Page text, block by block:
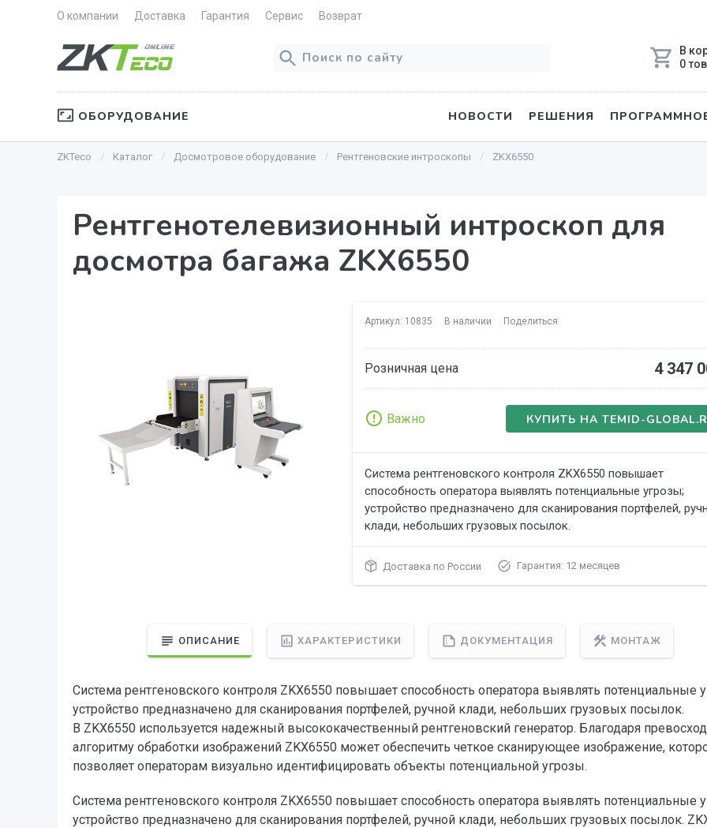
О компании Доставка Гарантия Сервис Возврат
В
0
ОБОРУДОВАНИЕ НОВОСТИ РЕШЕНИЯ
ZKTeco Каталог Досмотровое оборудование Рентгеновские интроскопы ZKX6550
Рентгенотелевизионный интроскоп для
досмотра багажа ZKX6550
Артикул: 10835 В наличии Поделиться
Розничная цена 4 347
Важно КУПИТЬ НА TEMID-
Система рентгеновского контроля ZKX6550 повышает
способность оператора выявлять потенциальные угрозы;
устройство предназначено для сканирования портфелей,
клади, небольших грузовых посылок.
Доставка по России Гарантия: 12 месяцев
ОПИСАНИЕ ХАРАКТЕРИСТИКИ ДОКУМЕНТАЦИЯ МОНТАЖ
Система рентгеновского контроля ZKX6550 повышает способность оператора выявлять потенциальные
устройство предназначено для сканирования портфелей, ручной клади, небольших грузовых посылок.
В ZKX6550 используется надежный высококачественный рентгеновский генератор. Благодаря
алгоритму обработки изображений ZKX6550 может обеспечить четкое сканирующее изображение,
позволяет операторам визуально идентифицировать объекты потенциальной угрозы.
Система рентгеновского контроля ZKX6550 повышает способность оператора выявлять потенциальные
устройство предназначено для сканирования портфелей, ручной клади, небольших грузовых посылок.